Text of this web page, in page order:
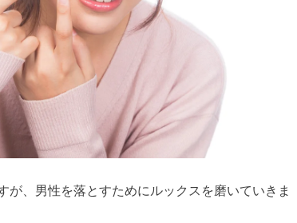
、男性を落とすためにルックスを磨いていきま